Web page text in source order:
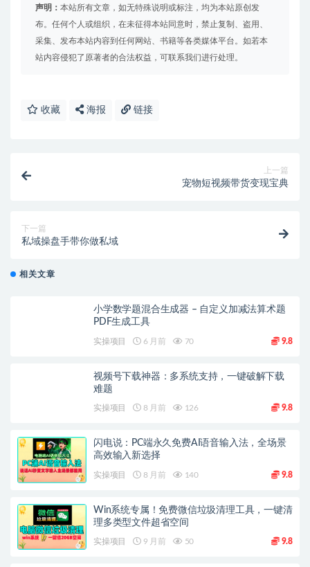
声明： 本站所有文章，如无特殊说明或标注，均为本站原创发
布。任何个人或组织，在未征得本站同意时，禁止复制、盗用、
采集、发布本站内容到任何网站、书籍等各类媒体平台。如若本
站内容侵犯了原著者的合法权益，可联系我们进行处理。
收藏 海报 链接
上一篇
宠物短视频带货变现宝典
下一篇
私域操盘手带你做私域
相关文章
小学数学题混合生成器 – 自定义加减法算术题
PDF生成工具
实操项目 6 月前 70 9.8
视频号下载神器：多系统支持，一键破解下载
难题
实操项目 8 月前 126 9.8
闪电说：PC端永久免费AI语音输入法，全场景
高效输入新选择
实操项目 8 月前 140 9.8
Win系统专属！免费微信垃圾清理工具，一键清
理多类型文件超省空间
实操项目 9 月前 50 9.8